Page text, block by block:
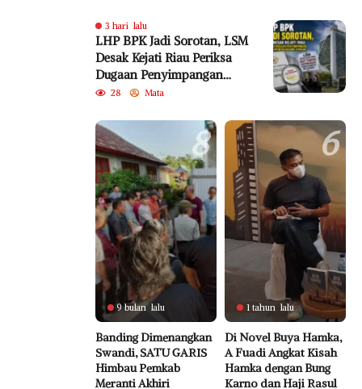
3 hari lalu
LHP BPK Jadi Sorotan, LSM
Desak Kejati Riau Periksa
Dugaan Penyimpangan
Program Bedelau BRK
28 Mata
8
9 bulan lalu
Banding Dimenangkan
Swandi, SATU GARIS
Himbau Pemkab
Meranti Akhiri
6
1 tahun lalu
Di Novel Buya Hamka,
A Fuadi Angkat Kisah
Hamka dengan Bung
Karno dan Haji Rasul